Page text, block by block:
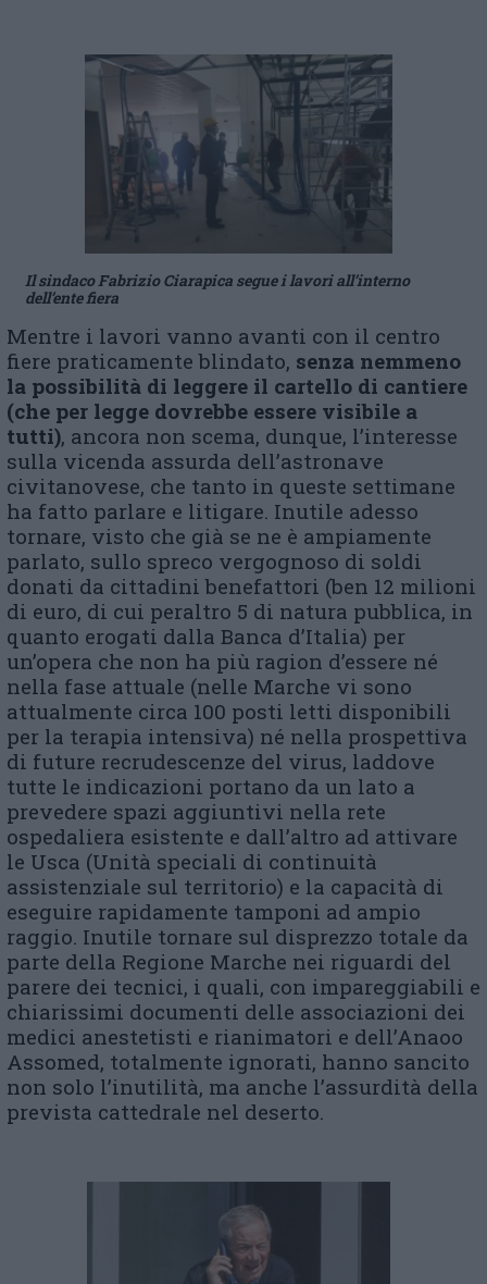
Il sindaco Fabrizio Ciarapica segue i lavori all’interno
dell’ente fiera
Mentre i lavori vanno avanti con il centro
fiere praticamente blindato, senza nemmeno
la possibilità di leggere il cartello di cantiere
(che per legge dovrebbe essere visibile a
tutti), ancora non scema, dunque, l’interesse
sulla vicenda assurda dell’astronave
civitanovese, che tanto in queste settimane
ha fatto parlare e litigare. Inutile adesso
tornare, visto che già se ne è ampiamente
parlato, sullo spreco vergognoso di soldi
donati da cittadini benefattori (ben 12 milioni
di euro, di cui peraltro 5 di natura pubblica, in
quanto erogati dalla Banca d’Italia) per
un’opera che non ha più ragion d’essere né
nella fase attuale (nelle Marche vi sono
attualmente circa 100 posti letti disponibili
per la terapia intensiva) né nella prospettiva
di future recrudescenze del virus, laddove
tutte le indicazioni portano da un lato a
prevedere spazi aggiuntivi nella rete
ospedaliera esistente e dall’altro ad attivare
le Usca (Unità speciali di continuità
assistenziale sul territorio) e la capacità di
eseguire rapidamente tamponi ad ampio
raggio. Inutile tornare sul disprezzo totale da
parte della Regione Marche nei riguardi del
parere dei tecnici, i quali, con impareggiabili e
chiarissimi documenti delle associazioni dei
medici anestetisti e rianimatori e dell’Anaoo
Assomed, totalmente ignorati, hanno sancito
non solo l’inutilità, ma anche l’assurdità della
prevista cattedrale nel deserto.